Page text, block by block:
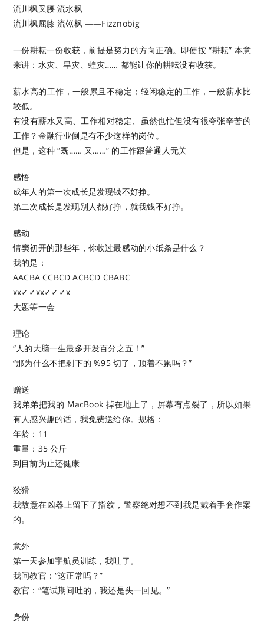
流川枫叉腰 流水枫
流川枫屈膝 流巛枫 ——Fizznobig ​​​
一份耕耘一份收获，前提是努力的方向正确。即使按 “耕耘” 本意
来讲：水灾、旱灾、蝗灾…… 都能让你的耕耘没有收获。
薪水高的工作，一般累且不稳定；轻闲稳定的工作，一般薪水比
较低。
有没有薪水又高、工作相对稳定、虽然也忙但没有很夸张辛苦的
工作？金融行业倒是有不少这样的岗位。
但是，这种 “既…… 又……” 的工作跟普通人无关
感悟
成年人的第一次成长是发现钱不好挣。
第二次成长是发现别人都好挣，就我钱不好挣。
感动
情窦初开的那些年，你收过最感动的小纸条是什么？
我的是：
AACBA CCBCD ACBCD CBABC
xx✓✓xx✓✓✓x
大题等一会
理论
“人的大脑一生最多开发百分之五！”
“那为什么不把剩下的 %95 切了，顶着不累吗？”
赠送
我弟弟把我的 MacBook 掉在地上了，屏幕有点裂了，所以如果
有人感兴趣的话，我免费送给你。规格：
年龄：11
重量：35 公斤
到目前为止还健康
狡猾
我故意在凶器上留下了指纹，警察绝对想不到我是戴着手套作案
的。
意外
第一天参加宇航员训练，我吐了。
我问教官：“这正常吗？”
教官：“笔试期间吐的，我还是头一回见。”
身份